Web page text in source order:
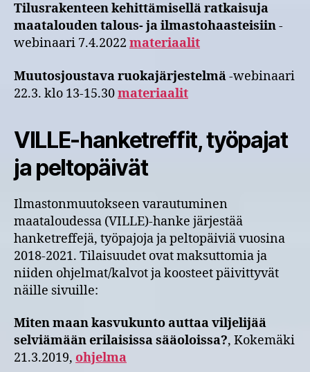
Tilusrakenteen kehittämisellä ratkaisuja
maatalouden talous- ja ilmastohaasteisiin-
webinaari 7.4.2022 materiaalit
Muutosjoustava ruokajärjestelmä-webinaari
22.3. klo 13-15.30materiaalit
VILLE-hanketreffit, työpajat
ja peltopäivät
Ilmastonmuutokseen varautuminen
maataloudessa (VILLE)-hanke järjestää
hanketreffejä, työpajoja ja peltopäiviä vuosina
2018-2021. Tilaisuudet ovat maksuttomia ja
niiden ohjelmat/kalvot ja koosteet päivittyvät
näille sivuille:
Miten maan kasvukunto auttaa viljelijää
selviämään erilaisissa sääoloissa?, Kokemäki
21.3.2019, ohjelma